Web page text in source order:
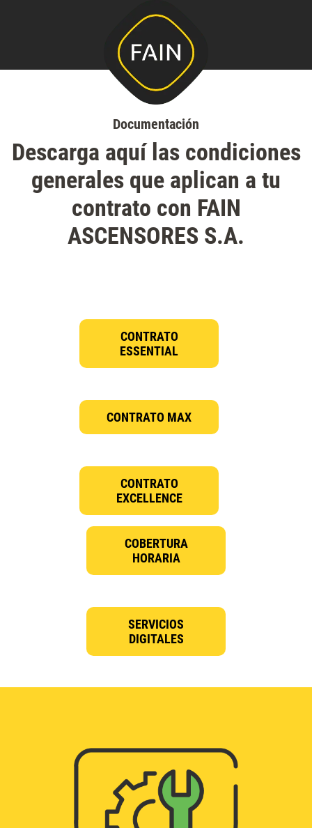
web
accesibilidad.
Documentación
Descarga aquí las condiciones
generales que aplican a tu
contrato con FAIN
ASCENSORES S.A.
CONTRATO
ESSENTIAL
CONTRATO MAX
CONTRATO
EXCELLENCE
COBERTURA
HORARIA
SERVICIOS
DIGITALES